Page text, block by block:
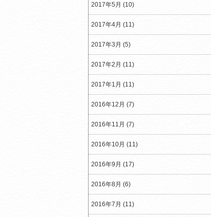
2017年5月 (10)
2017年4月 (11)
2017年3月 (5)
2017年2月 (11)
2017年1月 (11)
2016年12月 (7)
2016年11月 (7)
2016年10月 (11)
2016年9月 (17)
2016年8月 (6)
2016年7月 (11)